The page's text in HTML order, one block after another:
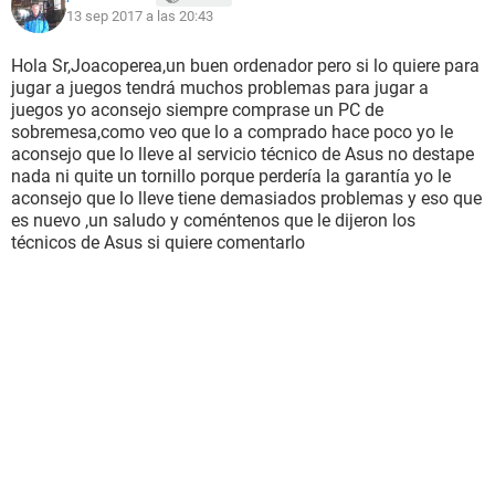
Ninguno "El servicio Servicio de usuario de plataforma de
error:
Error no especificado"
Error 12/9/2017 21:45:09 Service Control Manager 7000
Ninguno "El servicio CldFlt no pudo iniciarse debido al
siguiente error:
Solicitud no compatible."
Advertencia 12/9/2017 21:45:08 BTHUSB 34 Ninguno El
adaptador local no es compatible con un estado de
controlador de bajo consumo importante para admitir el
13 sep 2017 a las 20:43
Hola Sr,Joacoperea,un buen ordenador pero si lo quiere para
jugar a juegos tendrá muchos problemas para jugar a
juegos yo aconsejo siempre comprase un PC de
sobremesa,como veo que lo a comprado hace poco yo le
aconsejo que lo lleve al servicio técnico de Asus no destape
nada ni quite un tornillo porque perdería la garantía yo le
aconsejo que lo lleve tiene demasiados problemas y eso que
es nuevo ,un saludo y coméntenos que le dijeron los
técnicos de Asus si quiere comentarlo